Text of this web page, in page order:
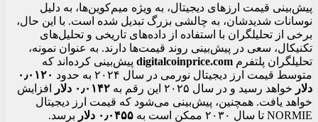
پیش‌بینی قیمت ارزهای دیجیتال، به ویژه میم‌کوین‌ها، به دلیل
نوسانات شدیدشان، به چالشی بزرگ تبدیل شده است. با این حال،
برخی از تحلیلگران با استفاده از داده‌های تاریخی و تحلیل‌های
تکنیکال، سعی در پیش‌بینی روند قیمت‌ها دارند. به عنوان نمونه،
تحلیلگران پلتفرم digitalcoinprice.com پیش‌بینی کرده‌اند که
متوسط قیمت ارز دیجیتال نورمی در سال ۲۰۲۴ به حدود
۰٫۰۱۲۰
دلار خواهد رسید و در سال ۲۰۲۵ این رقم به ۰٫۰۱۴۲ دلار
افزایش
خواهد یافت. همچنین، پیش‌بینی می‌شود که قیمت ارز دیجیتال
NORMIE تا سال ۲۰۳۰ ممکن است به
۰٫۰۴۵۵ دلار برسد.